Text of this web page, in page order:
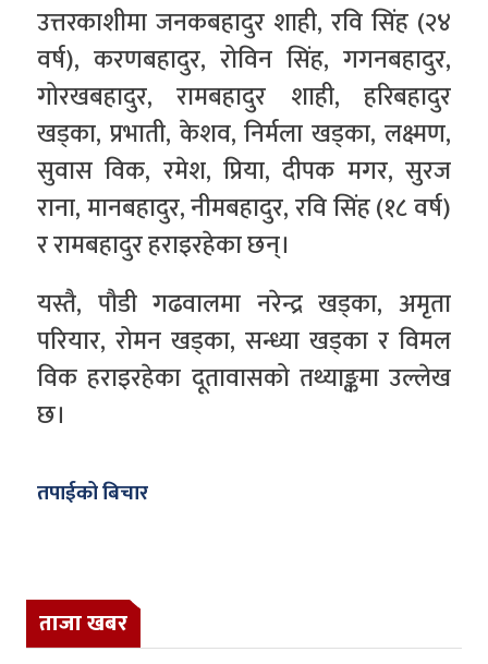
उत्तरकाशीमा जनकबहादुर शाही, रवि सिंह (२४
वर्ष), करणबहादुर, रोविन सिंह, गगनबहादुर,
गोरखबहादुर, रामबहादुर शाही, हरिबहादुर
खड्का, प्रभाती, केशव, निर्मला खड्का, लक्ष्मण,
सुवास विक, रमेश, प्रिया, दीपक मगर, सुरज
राना, मानबहादुर, नीमबहादुर, रवि सिंह (१८ वर्ष)
र रामबहादुर हराइरहेका छन्।
यस्तै, पौडी गढवालमा नरेन्द्र खड्का, अमृता
परियार, रोमन खड्का, सन्ध्या खड्का र विमल
विक हराइरहेका दूतावासको तथ्याङ्कमा उल्लेख
छ।
तपाईको बिचार
ताजा खबर